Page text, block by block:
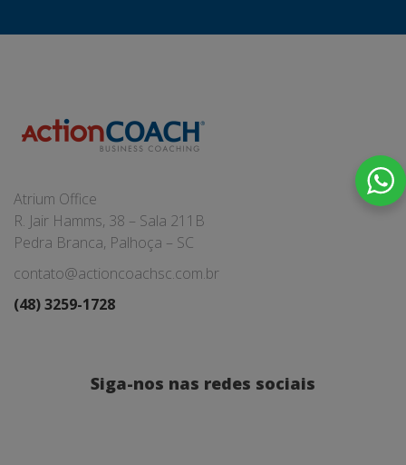
Atrium Office
R. Jair Hamms, 38 – Sala 211B
Pedra Branca, Palhoça – SC
contato@actioncoachsc.com.br
(48) 3259-1728
Siga-nos nas redes sociais